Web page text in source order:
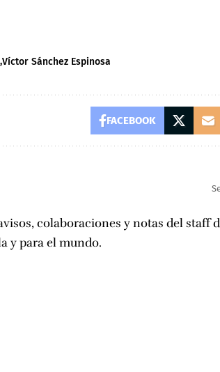
Víctor Sánchez Espinosa
FACEBOOK
colaboraciones y notas del staff
y para el mundo.